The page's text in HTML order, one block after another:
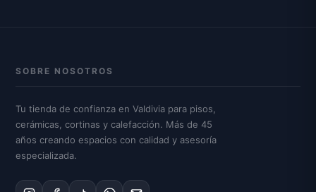
SOBRE NOSOTROS
Tu tienda de confianza en Valdivia para pisos,
cerámicas, cortinas y calefacción. Más de 45
años creando espacios con calidad y asesoría
especializada.